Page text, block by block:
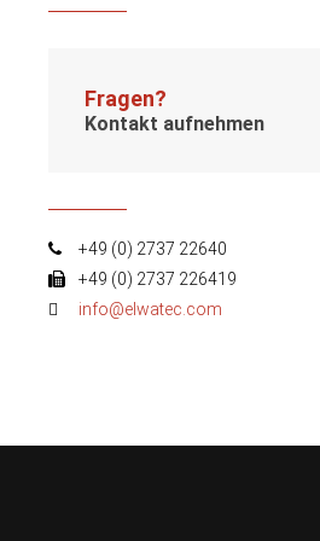
info@yourdomain.com
Lorem ipsum dolor sit amet,
Fragen?
Kontakt aufnehmen
+49 (0) 2737 22640
+49 (0) 2737 226419
info@elwatec.com